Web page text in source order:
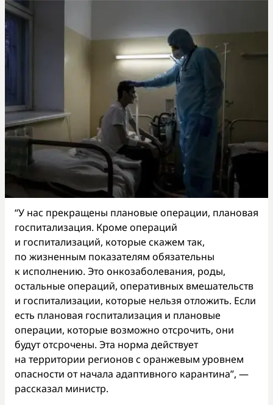
“У нас прекращены плановые операции, плановая
госпитализация. Кроме операций
и госпитализаций, которые скажем так,
по жизненным показателям обязательны
к исполнению. Это онкозаболевания, роды,
остальные операций, оперативных вмешательств
и госпитализации, которые нельзя отложить. Если
есть плановая госпитализация и плановые
операции, которые возможно отсрочить, они
будут отсрочены. Эта норма действует
на территории регионов с оранжевым уровнем
опасности от начала адаптивного карантина”, —
рассказал министр.